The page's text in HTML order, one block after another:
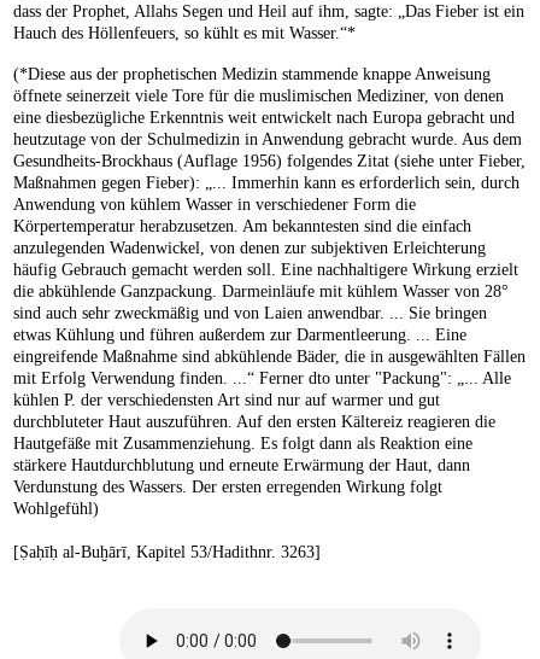
dass der Prophet, Allahs Segen und Heil auf ihm, sagte: „Das Fieber ist ein
Hauch des Höllenfeuers, so kühlt es mit Wasser.“*
(*Diese aus der prophetischen Medizin stammende knappe Anweisung
öffnete seinerzeit viele Tore für die muslimischen Mediziner, von denen
eine diesbezügliche Erkenntnis weit entwickelt nach Europa gebracht und
heutzutage von der Schulmedizin in Anwendung gebracht wurde. Aus dem
Gesundheits-Brockhaus (Auflage 1956) folgendes Zitat (siehe unter Fieber,
Maßnahmen gegen Fieber): „... Immerhin kann es erforderlich sein, durch
Anwendung von kühlem Wasser in verschiedener Form die
Körpertemperatur herabzusetzen. Am bekanntesten sind die einfach
anzulegenden Wadenwickel, von denen zur subjektiven Erleichterung
häufig Gebrauch gemacht werden soll. Eine nachhaltigere Wirkung erzielt
die abkühlende Ganzpackung. Darmeinläufe mit kühlem Wasser von 28°
sind auch sehr zweckmäßig und von Laien anwendbar. ... Sie bringen
etwas Kühlung und führen außerdem zur Darmentleerung. ... Eine
eingreifende Maßnahme sind abkühlende Bäder, die in ausgewählten Fällen
mit Erfolg Verwendung finden. ...“ Ferner dto unter "Packung": „... Alle
kühlen P. der verschiedensten Art sind nur auf warmer und gut
durchbluteter Haut auszuführen. Auf den ersten Kältereiz reagieren die
Hautgefäße mit Zusammenziehung. Es folgt dann als Reaktion eine
stärkere Hautdurchblutung und erneute Erwärmung der Haut, dann
Verdunstung des Wassers. Der ersten erregenden Wirkung folgt
Wohlgefühl)
[Ṣaḥīḥ al-Buḫārī, Kapitel 53/Hadithnr. 3263]